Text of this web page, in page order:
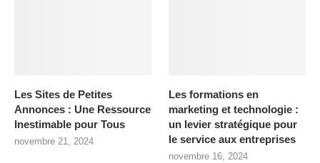
Les Sites de Petites
Annonces : Une Ressource
Inestimable pour Tous
novembre 21, 2024
Les formations en
marketing et technologie :
un levier stratégique pour
le service aux entreprises
novembre 16, 2024